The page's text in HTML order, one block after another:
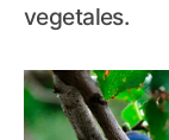
vegetales.